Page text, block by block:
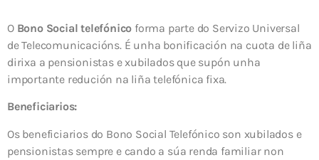
O Bono Social telefónico forma parte do Servizo Universal
de Telecomunicacións. É unha bonificación na cuota de liña
dirixa a pensionistas e xubilados que supón unha
importante redución na liña telefónica fixa.
Beneficiarios:
Os beneficiarios do Bono Social Telefónico son xubilados e
pensionistas sempre e cando a súa renda familiar non